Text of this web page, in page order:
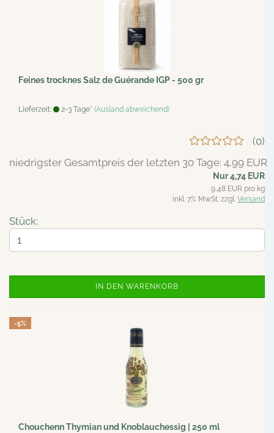
Feines trocknes Salz de Guérande IGP - 500 gr
Lieferzeit: 2-3 Tage* (Ausland abweichend)
0
niedrigster Gesamtpreis der letzten 30 Tage: 4,99 EUR
Nur 4,74 EUR
9,48 EUR pro kg
inkl. 7% MwSt. zzgl. Versand
Stück:
IN DEN WARENKORB
-5%
Chouchenn Thymian und Knoblauchessig | 250 ml